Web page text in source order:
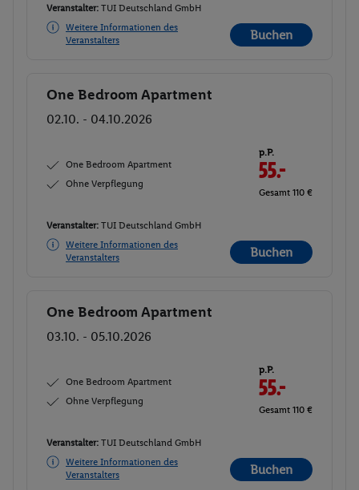
Veranstalter: TUI Deutschland GmbH
Weitere Informationen des
Veranstalters
Buchen
Buchen
One Bedroom Apartment
02.10. - 04.10.2026
One Bedroom Apartment
Ohne Verpflegung
p.P.
55.-
Gesamt 110 €
Veranstalter: TUI Deutschland GmbH
Weitere Informationen des
Veranstalters
Buchen
Buchen
One Bedroom Apartment
03.10. - 05.10.2026
One Bedroom Apartment
Ohne Verpflegung
p.P.
55.-
Gesamt 110 €
Veranstalter: TUI Deutschland GmbH
Weitere Informationen des
Veranstalters
Buchen